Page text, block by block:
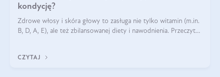
kondycję?
Zdrowe włosy i skóra głowy to zasługa nie tylko witamin (m.in.
B, D, A, E), ale też zbilansowanej diety i nawodnienia. Przeczytaj
CZYTAJ